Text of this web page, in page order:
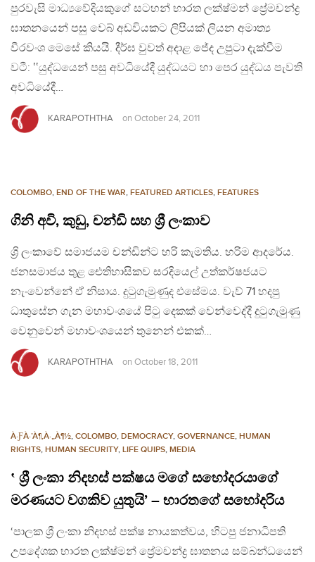
පුරවැසි මාධ්‍යවේදියකුගේ සටහන් භාරත ලක්ෂ්මන් ප්‍රේමචන්ද්‍ර
ඝාතනයෙන් පසු වෙබ් අඩවියකට ලිපියක් ලියන අමාත්‍ය
වීරවංශ මෙසේ කියයි. දීර්ඝ වුවත් අදාළ ජේද උපුටා දැක්වීම
වටී: ‛‛යුද්ධයෙන් පසු අවධියේදී යුද්ධයට හා පෙර යුද්ධය පැවති
අවධියේදී…
KARAPOTHTHA on October 24, 2011
COLOMBO, END OF THE WAR, FEATURED ARTICLES, FEATURES
ගිනි අවි, කුඩු, චන්ඩි සහ ශ්‍රී ලංකාව
ශ්‍රි ලංකාවේ සමාජයම චන්ඩින්ට හරි කැමතිය. හරිම ආදරේය.
ජනසමාජය තුළ ඓතිහාසිකව සරදියෙල් උත්කර්ෂජයට
නැංවෙන්නේ ඒ නිසාය. දුටුගැමුණුද එසේමය. වැව් 71 හදපු
ධාතුසේන ගැන මහාවංශයේ පිටු දෙකක් වෙන්වෙද්දී දුටුගැමුණු
වෙනුවෙන් මහාවංශයෙන් තුනෙන් එකක්…
KARAPOTHTHA on October 18, 2011
À·ƑÀ·’À¶‚À·„À¶½, COLOMBO, DEMOCRACY, GOVERNANCE, HUMAN
RIGHTS, HUMAN SECURITY, LIFE QUIPS, MEDIA
‛ ශ්‍රී ලංකා නිදහස් පක්ෂය මගේ සහෝදරයාගේ
මරණයට වගකිව යුතුයි’ – භාරතගේ සහෝදරිය
‘පාලක ශ්‍රී ලංකා නිදහස් පක්ෂ නායකත්වය, හිටපු ජනාධිපති
උපදේශක භාරත ලක්ෂ්මන් ප්‍රේමචන්ද්‍ර ඝාතනය සම්බන්ධයෙන්